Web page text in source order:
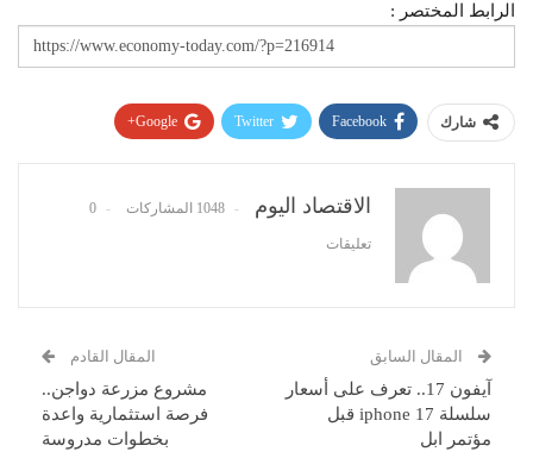
الرابط المختصر :
شارك Facebook
Twitter
Google+
الاقتصاد اليوم 1048 المشاركات 0
تعليقات
المقال السابق
آيفون 17.. تعرف على أسعار
سلسلة iphone 17 قبل
مؤتمر ابل
المقال القادم
مشروع مزرعة دواجن..
فرصة استثمارية واعدة
بخطوات مدروسة